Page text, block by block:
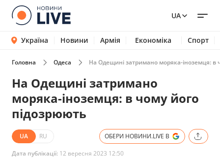
UA
Україна Новини Армія Економіка Спорт
Головна Одеса На Одещині затримано моряка-іноземця: в
На Одещині затримано
моряка-іноземця: в чому його
підозрюють
UA RU ОБЕРИ НОВИНИ.LIVE В
Дата публікації: 12 вересня 2023 12:50